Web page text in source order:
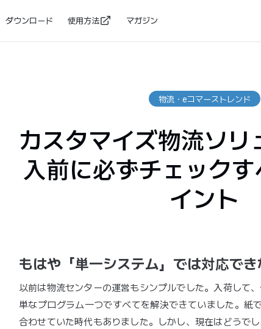
ダウンロード 使用方法 マガジン
物流・eコマーストレンド
カスタマイズ物流ソリ
入前に必ずチェック
イント
もはや「単一システム」では対応で
以前は物流センターの運営もシンプルでした。入荷して
単なプログラム一つですべてを解決できていました。紙
合わせていた時代もありました。しかし、現在はどうで